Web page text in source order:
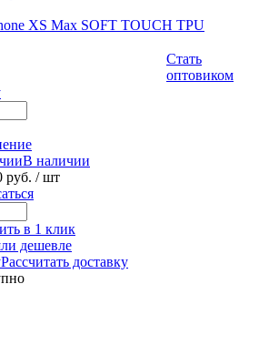
XS Max SOFT TOUCH TPU
Стать
оптовиком
В наличии
руб. / шт
в 1 клик
дешевле
Рассчитать доставку